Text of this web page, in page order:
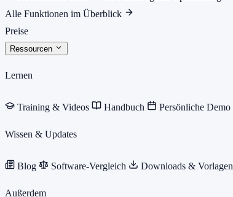
Alle Funktionen im Überblick
Preise
Ressourcen
Lernen
Training & Videos Handbuch Persönliche Demo
Wissen & Updates
Blog Software-Vergleich Downloads & Vorlagen
Außerdem